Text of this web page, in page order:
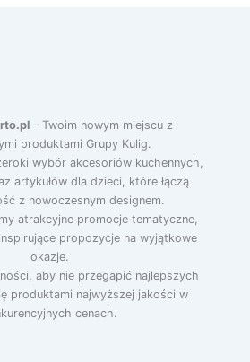
– Twoim nowym miejscu z
produktami Grupy Kulig.
wybór akcesoriów kuchennych,
artykułów dla dzieci, które łączą
z nowoczesnym designem.
atrakcyjne promocje tematyczne,
propozycje na wyjątkowe
okazje.
aby nie przegapić najlepszych
produktami najwyższej jakości w
cenach.